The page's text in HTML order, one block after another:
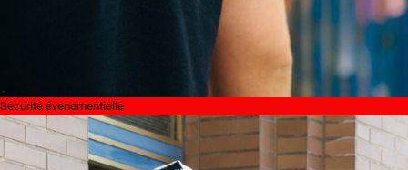
Sécurité évenementielle